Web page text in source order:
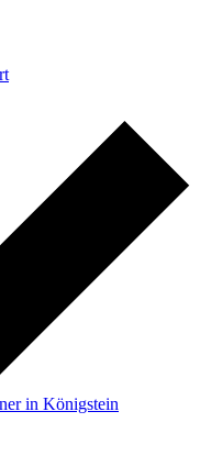
in Königstein